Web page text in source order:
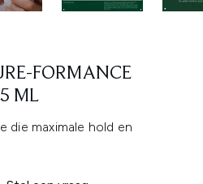
FORMANCE
ML
die maximale hold en